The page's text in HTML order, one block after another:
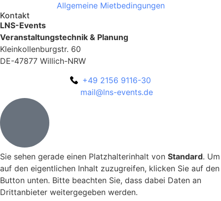
Allgemeine Mietbedingungen
Kontakt
LNS-Events
Veranstaltungstechnik & Planung
Kleinkollenburgstr. 60
DE-47877 Willich-NRW
+49 2156 9116-30
mail@lns-events.de
Sie sehen gerade einen Platzhalterinhalt von Standard. Um
auf den eigentlichen Inhalt zuzugreifen, klicken Sie auf den
Button unten. Bitte beachten Sie, dass dabei Daten an
Drittanbieter weitergegeben werden.